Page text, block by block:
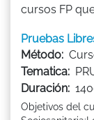
cursos FP
Pruebas
Método:
Tematica:
Duración:
Objetivos del